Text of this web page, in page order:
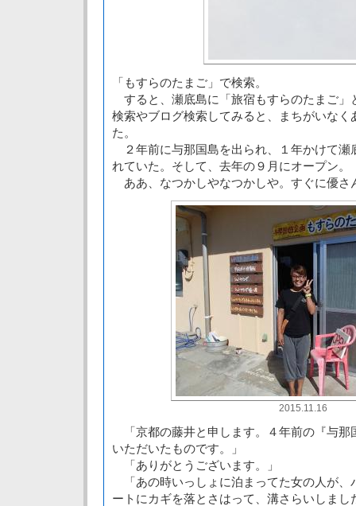
「もすらのたまご」で検索。
すると、瀬底島に「旅宿もすらのたまご」
検索やブログ検索してみると、まちがいなく
た。
２年前に与那国島を出られ、１年かけて瀬
れていた。そして、去年の９月にオープン。
ああ、なつかしやなつかしや。すぐに優さ
2015.11.16
「京都の藤井と申します。４年前の『与那
いただいたものです。」
「ありがとうございます。」
「あの時いっしょに泊まってた女の人が、
ートにカギを落とさはって、溝さらいしまし